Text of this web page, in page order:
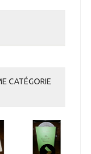
CATÉGORIE